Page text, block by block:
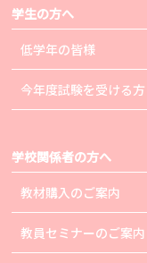
学生の方へ
低学年の皆様
今年度試験を受ける方
学校関係者の方へ
教材購入のご案内
教員セミナーのご案内